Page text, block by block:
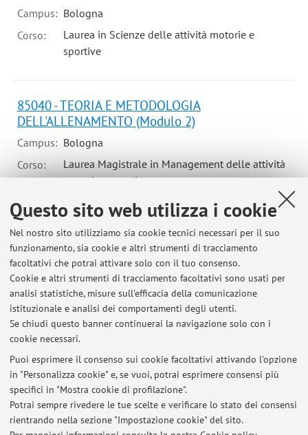
Questo sito web utilizza i cookie
Nel nostro sito utilizziamo sia cookie tecnici necessari per il suo
funzionamento, sia cookie e altri strumenti di tracciamento
facoltativi che potrai attivare solo con il tuo consenso.
Cookie e altri strumenti di tracciamento facoltativi sono usati per
analisi statistiche, misure sull'efficacia della comunicazione
istituzionale e analisi dei comportamenti degli utenti.
Se chiudi questo banner continuerai la navigazione solo con i
cookie necessari.
Puoi esprimere il consenso sui cookie facoltativi attivando l'opzione
in "Personalizza cookie" e, se vuoi, potrai esprimere consensi più
specifici in "Mostra cookie di profilazione".
Potrai sempre rivedere le tue scelte e verificare lo stato dei consensi
rientrando nella sezione "Impostazione cookie" del sito.
Campus: Bologna
Corso:
Laurea in Scienze delle attività motorie e
sportive
85040 - TEORIA E METODOLOGIA
DELL'ALLENAMENTO (Modulo 2)
Campus: Bologna
Corso:
Laurea Magistrale in Management delle attività
motorie e sportive
Ultimi avvisi
Risultati prova in itinere Tennistavolo (sede di Bologna) del 30
maggio 2019
Pubblicato il: 09 giugno 2019
Risultati prova in itinere Tennistavolo (Sport di Racchetta) a Rimini
(22 maggio 2019)
Pubblicato il: 25 maggio 2019
Lezione pratica Sport di racchetta Rimini
Pubblicato il: 03 maggio 2019